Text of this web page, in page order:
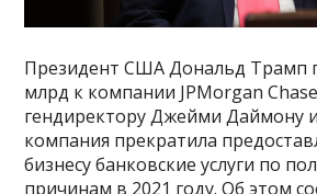
Президент США Дональд Трамп
млрд к компании JPMorgan
гендиректору Джейми Даймону
компания прекратила
бизнесу банковские услуги по
причинам в 2021 году. Об этом